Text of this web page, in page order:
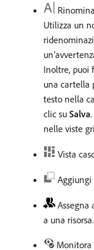
Utilizza un
Inoltre, puoi
una cartella
testo nella
clic su Salva
nelle viste
Vista
Aggiungi
a una risorsa.
Monitora